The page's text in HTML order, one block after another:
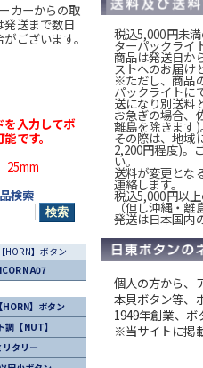
カーからの取
発送まで数日
ございます。
入力してボ
です。
25mm
検索
HORN】ボタン
A07
HORN】ボタン
調【NUT】
リタリー
税込5,000円未
ターパックライ
商品は発送日か
ストへのお届け
※ただし、商品
パックライトに
送になり別送料
お急ぎの場合、
離島を除きます)
その際は、地域
2,200円程度)。
い。
送料が変更とな
連絡します。
税込5,000円以
（但し沖縄・離
発送は日本国内
個人の方から、
本貝ボタン等、
1949年創業、ボ
※当サイトに掲